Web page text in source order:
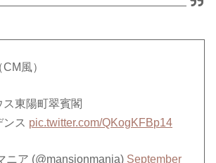
風）
東陽町翠賓閣
ス pic.twitter.com/QKogKFBp14
ア (@mansionmania) September